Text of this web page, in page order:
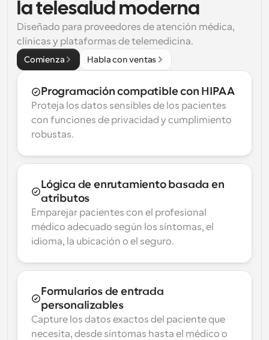
la telesalud moderna
Diseñado para proveedores de atención médica,
clínicas y plataformas de telemedicina.
Comienza Habla con ventas
Programación compatible con HIPAA
Proteja los datos sensibles de los pacientes
con funciones de privacidad y cumplimiento
robustas.
Lógica de enrutamiento basada en
atributos
Emparejar pacientes con el profesional
médico adecuado según los síntomas, el
idioma, la ubicación o el seguro.
Formularios de entrada
personalizables
Capture los datos exactos del paciente que
necesita, desde síntomas hasta el médico o